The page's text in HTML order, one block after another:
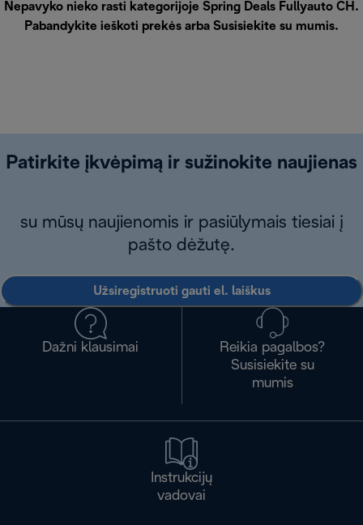
Nepavyko nieko rasti kategorijoje Spring Deals Fullyauto CH.
Pabandykite ieškoti prekės arba Susisiekite su mumis.
Patirkite įkvėpimą ir sužinokite naujienas
su mūsų naujienomis ir pasiūlymais tiesiai į
pašto dėžutę.
Užsiregistruoti gauti el. laiškus
Dažni klausimai
Reikia pagalbos?
Susisiekite su
mumis
Instrukcijų
vadovai